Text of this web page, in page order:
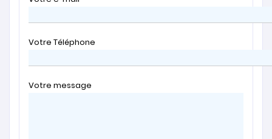
Votre Téléphone
Votre message